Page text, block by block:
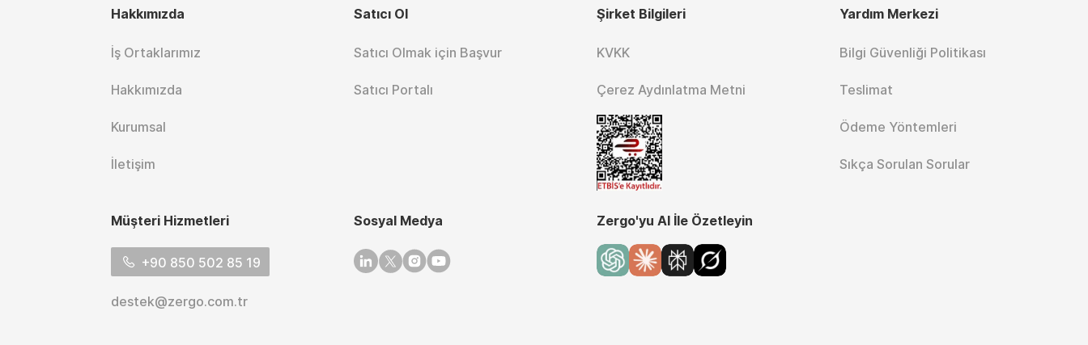
Hakkımızda
İş Ortaklarımız
Hakkımızda
Kurumsal
İletişim
Satıcı Ol
Satıcı Olmak için Başvur
Satıcı Portalı
Şirket Bilgileri
KVKK
Çerez Aydınlatma Metni
Yardım Merkezi
Bilgi Güvenliği Politikası
Teslimat
Ödeme Yöntemleri
Sıkça Sorulan Sorular
Müşteri Hizmetleri
+90 850 502 85 19
destek@zergo.com.tr
Sosyal Medya
Linkedin
TwitterInstagram
Youtube
Zergo'yu AI İle Özetleyin